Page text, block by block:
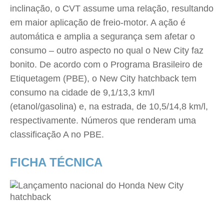
inclinação, o CVT assume uma relação, resultando
em maior aplicação de freio-motor. A ação é
automática e amplia a segurança sem afetar o
consumo – outro aspecto no qual o New City faz
bonito. De acordo com o Programa Brasileiro de
Etiquetagem (PBE), o New City hatchback tem
consumo na cidade de 9,1/13,3 km/l
(etanol/gasolina) e, na estrada, de 10,5/14,8 km/l,
respectivamente. Números que renderam uma
classificação A no PBE.
FICHA TÉCNICA